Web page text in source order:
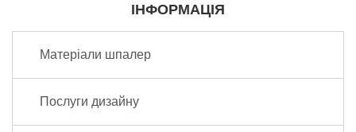
ІНФОРМАЦІЯ
Матеріали шпалер
Послуги дизайну